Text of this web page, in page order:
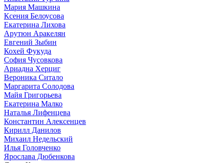
Мария Машкина
Ксения Белоусова
Екатерина Лихова
Арутюн Аракелян
Евгений Зыбин
Кохей Фукуда
София Чусовкова
Ариадна Херциг
Вероника Ситало
Маргарита Солодова
Майя Григорьева
Екатерина Малко
Наталья Лифенцева
Константин Алексенцев
Кирилл Данилов
Михаил Недельский
Илья Головченко
Ярослава Дюбенкова